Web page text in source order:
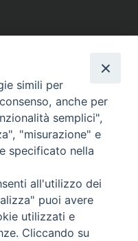
simili per
anche per
semplici",
"misurazione" e
specificato nella
all'utilizzo dei
puoi avere
utilizzati e
Cliccando su